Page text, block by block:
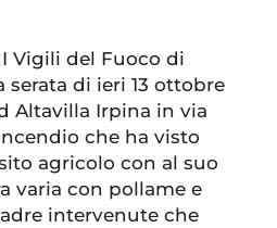
I Vigili del Fuoco di
serata di ieri 13 ottobre
Altavilla Irpina in via
che ha visto
agricolo con al suo
varia con pollame e
intervenute che